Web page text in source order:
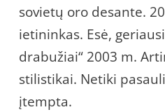
sovietų oro desante.
ietininkas. Esė,
drabužiai“ 2003 m.
stilistikai. Netiki
įtempta.